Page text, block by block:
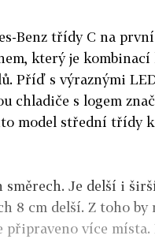
Benz třídy C na
který je
Příď s výraznými
chladiče s logem
model střední třídy
směrech. Je delší i
8 cm delší. Z toho
připraveno více